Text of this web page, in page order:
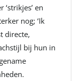
en
nog; ‘Ik
directe,
bij hun in